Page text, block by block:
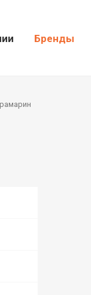
Бренды